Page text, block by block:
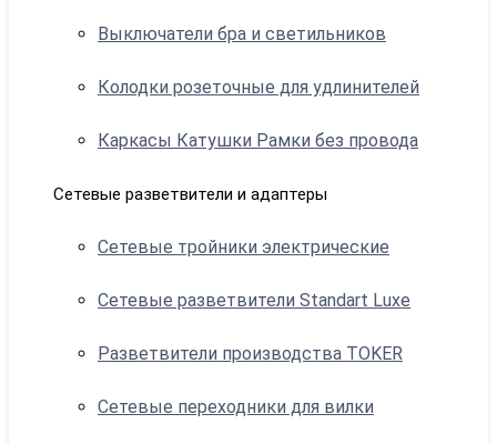
Выключатели бра и светильников
Колодки розеточные для удлинителей
Каркасы Катушки Рамки без провода
Сетевые разветвители и адаптеры
Сетевые тройники электрические
Сетевые разветвители Standart Luxe
Разветвители производства TOKER
Сетевые переходники для вилки